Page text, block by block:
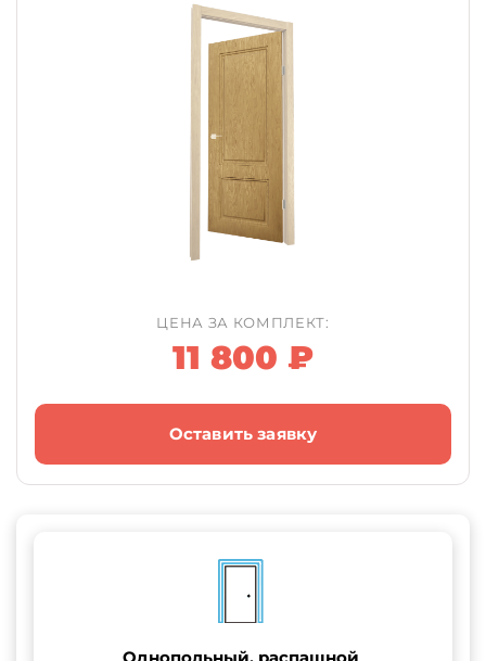
ЦЕНА ЗА КОМПЛЕКТ:
11 800 ₽
Оставить заявку
Однопольный, распашной